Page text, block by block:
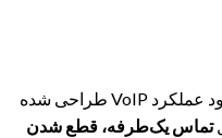
در برخی روترها برای بهبود عملکرد VoIP طراحی شده
تماس یک‌طرفه، قطع شدن